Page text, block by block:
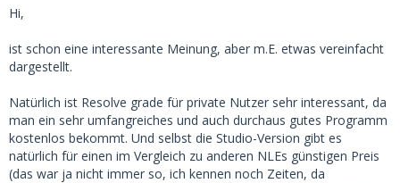
Hi,
ist schon eine interessante Meinung, aber m.E. etwas vereinfacht
dargestellt.
Natürlich ist Resolve grade für private Nutzer sehr interessant, da
man ein sehr umfangreiches und auch durchaus gutes Programm
kostenlos bekommt. Und selbst die Studio-Version gibt es
natürlich für einen im Vergleich zu anderen NLEs günstigen Preis
(das war ja nicht immer so, ich kennen noch Zeiten, da